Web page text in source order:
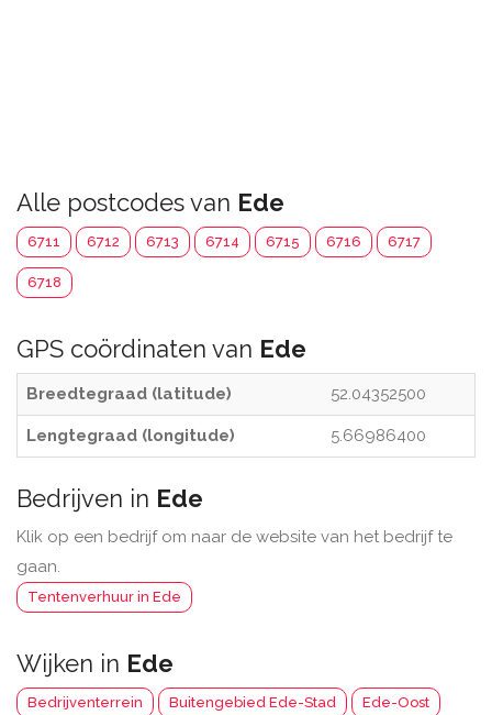
Alle postcodes van Ede
6711 6712 6713 6714 6715 6716 6717
6718
GPS coördinaten van Ede
Breedtegraad (latitude) 52.04352500
Lengtegraad (longitude) 5.66986400
Bedrijven in Ede
Klik op een bedrijf om naar de website van het bedrijf te
gaan.
Tentenverhuur in Ede
Wijken in Ede
Bedrijventerrein Buitengebied Ede-Stad Ede-Oost